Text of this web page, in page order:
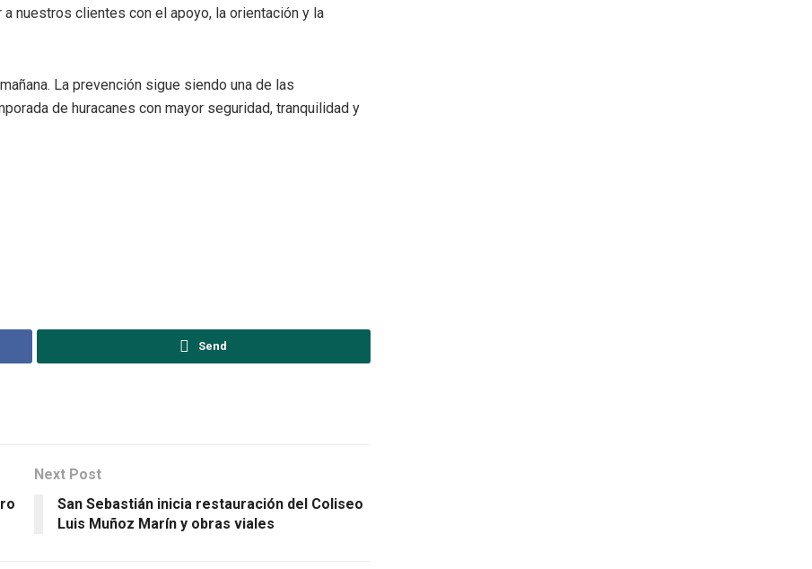
nuestros clientes con el apoyo, la orientación y la
La prevención sigue siendo una de las
de huracanes con mayor seguridad, tranquilidad y
Send
Next Post
San Sebastián inicia restauración del Coliseo
Luis Muñoz Marín y obras viales